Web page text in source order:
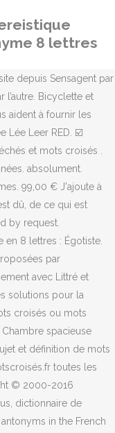
8 lettres
depuis Sensagent par
l’autre. Bicyclette et
aident à fournir les
Lée Leer RED. ☑️
et mots croisés .
absolument.
99,00 € J'ajoute à
dû, de ce qui est
by request.
8 lettres : Égotiste.
par
avec Littré et
solutions pour la
croisés ou mots
spacieuse
et définition de mots
toutes les
© 2000-2016
dictionnaire de
in the French